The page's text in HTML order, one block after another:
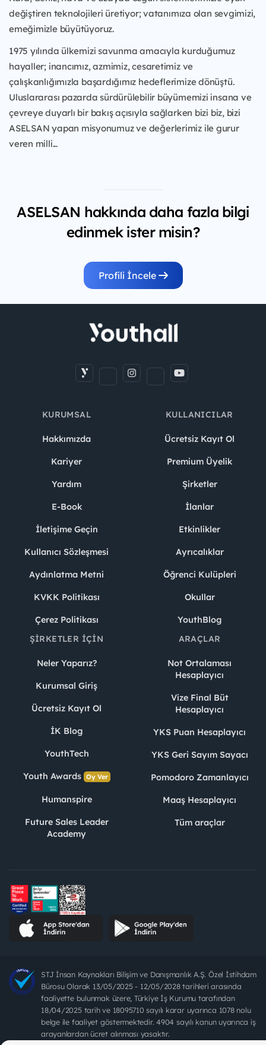
değiştiren teknolojileri üretiyor; vatanımıza olan sevgimizi,
emeğimizle büyütüyoruz.
1975 yılında ülkemizi savunma amacıyla kurduğumuz
hayaller; inancımız, azmimiz, cesaretimiz ve
çalışkanlığımızla başardığımız hedeflerimize dönüştü.
Uluslararası pazarda sürdürülebilir büyümemizi insana ve
çevreye duyarlı bir bakış açısıyla sağlarken bizi biz, bizi
ASELSAN yapan misyonumuz ve değerlerimiz ile gurur
veren milli...
ASELSAN hakkında daha fazla bilgi
edinmek ister misin?
Profili İncele
KURUMSAL
Hakkımızda
Kariyer
Yardım
E-Book
İletişime Geçin
Kullanıcı Sözleşmesi
Aydınlatma Metni
KVKK Politikası
Çerez Politikası
KULLANICILAR
Ücretsiz Kayıt Ol
Premium Üyelik
Şirketler
İlanlar
Etkinlikler
Ayrıcalıklar
Öğrenci Kulüpleri
Okullar
YouthBlog
ŞIRKETLER İÇIN
Neler Yaparız?
Kurumsal Giriş
Ücretsiz Kayıt Ol
İK Blog
YouthTech
Youth Awards Oy Ver
Humanspire
Future Sales Leader
Academy
ARAÇLAR
Not Ortalaması
Hesaplayıcı
Vize Final Büt
Hesaplayıcı
YKS Puan Hesaplayıcı
YKS Geri Sayım Sayacı
Pomodoro Zamanlayıcı
Maaş Hesaplayıcı
Tüm araçlar
STJ İnsan Kaynakları Bilişim ve Danışmanlık A.Ş. Özel İstihdam
Bürosu Olarak 13/05/2025 - 12/05/2028 tarihleri arasında
faaliyette bulunmak üzere, Türkiye İş Kurumu tarafından
18/04/2025 tarih ve 18095710 sayılı karar uyarınca 1078 nolu
belge ile faaliyet göstermektedir. 4904 sayılı kanun uyarınca iş
arayanlardan ücret alınması yasaktır.